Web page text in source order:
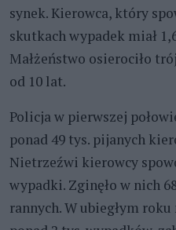
synek. Kierowca, który
skutkach wypadek miał
Małżeństwo osierociło
od 10 lat.
Policja w pierwszej
ponad 49 tys. pijanych
Nietrzeźwi kierowcy
wypadki. Zginęło w nich
rannych. W ubiegłym